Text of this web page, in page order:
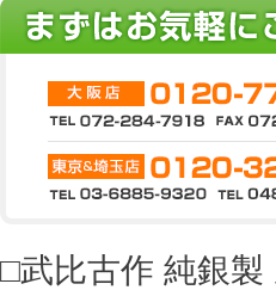
□武比古作 純銀製